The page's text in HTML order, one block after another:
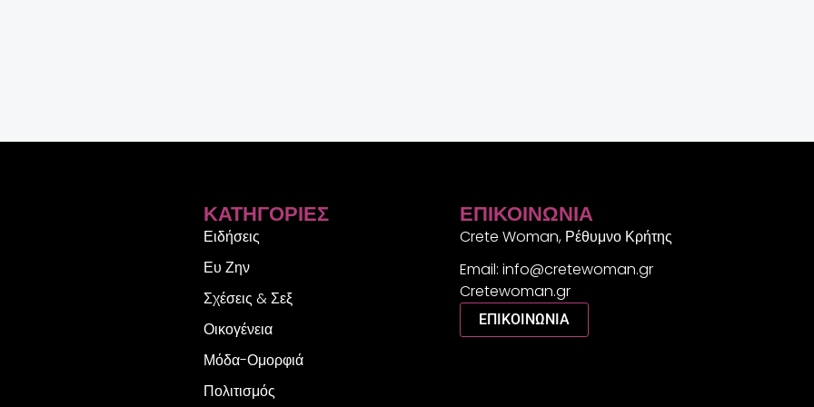
ΚΑΤΗΓΟΡΊΕΣ
Ειδήσεις
Ευ Ζην
Σχέσεις & Σεξ
Οικογένεια
Μόδα-Ομορφιά
Πολιτισμός
ΕΠΙΚΟΙΝΩΝΊΑ
Crete Woman, Ρέθυμνο Κρήτης
Email: info@cretewoman.gr
Cretewoman.gr
ΕΠΙΚΟΙΝΩΝΙΑ